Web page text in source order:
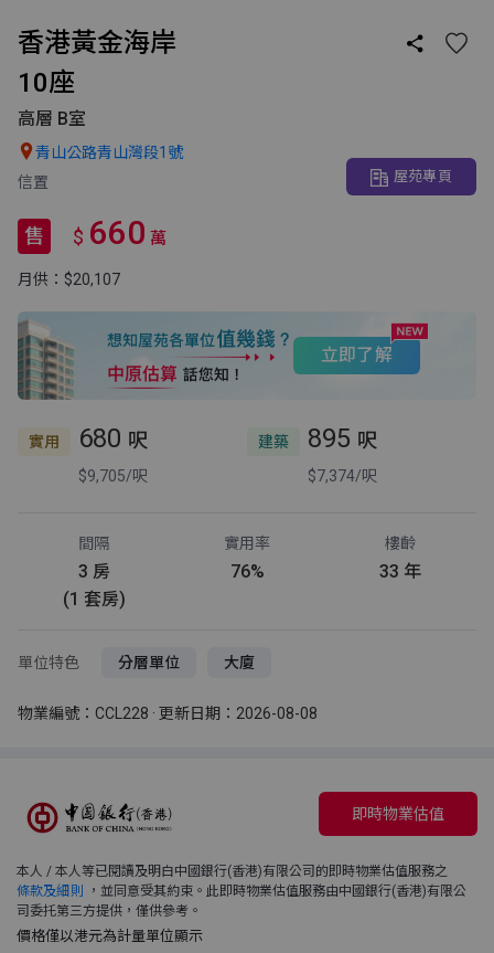
香港黃金海岸 
10座
高層 B室
青山公路青山灣段1號
信置
屋苑專頁
售 $ 660 萬
月供：$20,107
立即了解
實用 680 呎
$9,705/呎
建築 895 呎
$7,374/呎
間隔
3 房
(1 套房)
實用率
76%
樓齡
33 年
單位特色 分層單位 大廈
物業編號：CCL228 · 更新日期：2026-08-08
即時物業估值
本人 / 本人等已閱讀及明白中國銀行(香港)有限公司的即時物業估值服務之
條款及細則
，並同意受其約束。此即時物業估值服務由中國銀行(香港)有限公
司委托第三方提供，僅供參考。
價格僅以港元為計量單位顯示